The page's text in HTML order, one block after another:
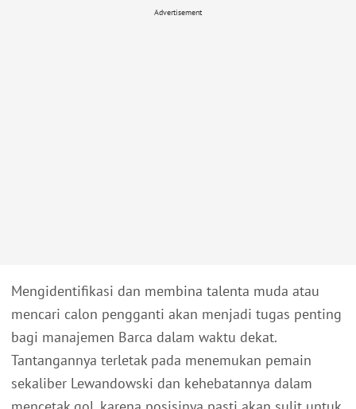
Advertisement
Mengidentifikasi dan membina talenta muda atau
mencari calon pengganti akan menjadi tugas penting
bagi manajemen Barca dalam waktu dekat.
Tantangannya terletak pada menemukan pemain
sekaliber Lewandowski dan kehebatannya dalam